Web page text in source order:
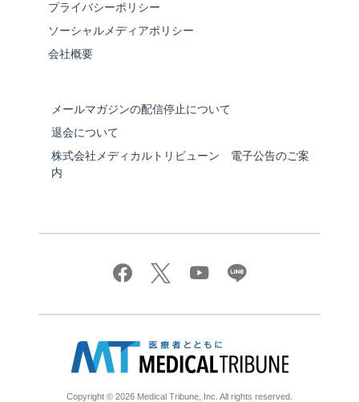
プライバシーポリシー
ソーシャルメディアポリシー
会社概要
メールマガジンの配信停止について
退会について
株式会社メディカルトリビューン 電子公告のご案
内
Copyright © 2026 Medical Tribune, Inc. All rights reserved.